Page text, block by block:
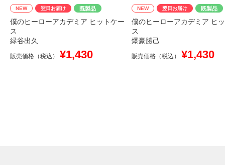
NEW 翌日お届け 既製品
僕のヒーローアカデミア ヒットケー
ス
緑谷出久
販売価格（税込） ¥1,430
NEW 翌日お届け 既製品
僕のヒーローアカデミア ヒ
ス
爆豪勝己
販売価格（税込） ¥1,430